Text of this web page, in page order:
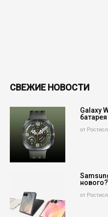
СВЕЖИЕ НОВОСТИ
Galaxy
от
нового?
от